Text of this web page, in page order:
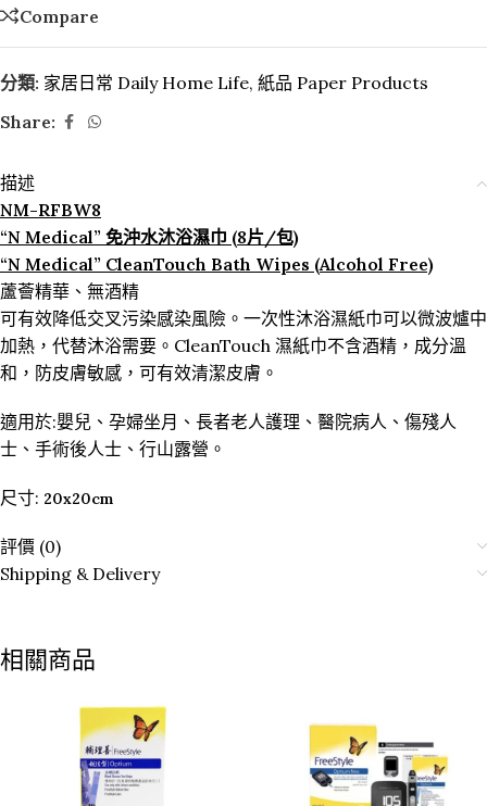
Compare
分類: 家居日常 Daily Home Life, 紙品 Paper Products
Share:
描述
NM-RFBW8
“N Medical” 免沖水沐浴濕巾 (8片/包)
“N Medical” CleanTouch Bath Wipes (Alcohol Free)
蘆薈精華、無酒精
可有效降低交叉污染感染風險。一次性沐浴濕紙巾可以微波爐中
加熱，代替沐浴需要。CleanTouch 濕紙巾不含酒精，成分溫
和，防皮膚敏感，可有效清潔皮膚。
適用於:嬰兒、孕婦坐月、長者老人護理、醫院病人、傷殘人
士、手術後人士、行山露營。
尺寸: 20x20cm
評價 (0)
Shipping & Delivery
相關商品